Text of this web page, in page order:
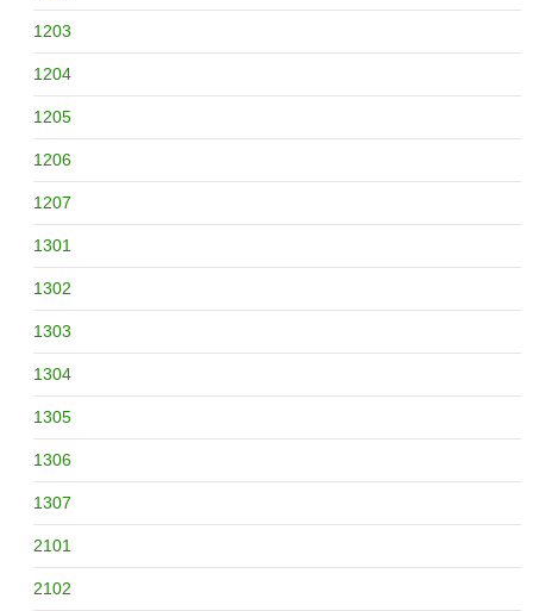
1203
1204
1205
1206
1207
1301
1302
1303
1304
1305
1306
1307
2101
2102